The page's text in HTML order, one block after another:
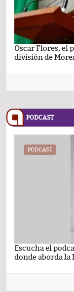
Oscar Flores, el
división de
PODCAST
PODCAST
Escucha el
donde aborda